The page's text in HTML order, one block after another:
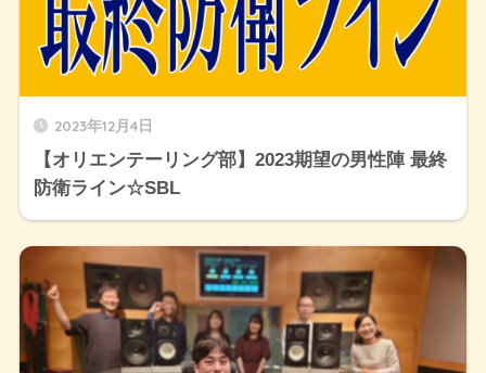
2023年12月4日
【オリエンテーリング部】2023期望の男性陣 最終
防衛ライン☆SBL